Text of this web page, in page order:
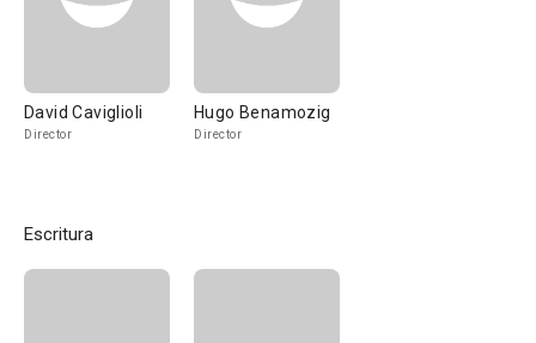
David Caviglioli
Director
Hugo Benamozig
Director
Escritura